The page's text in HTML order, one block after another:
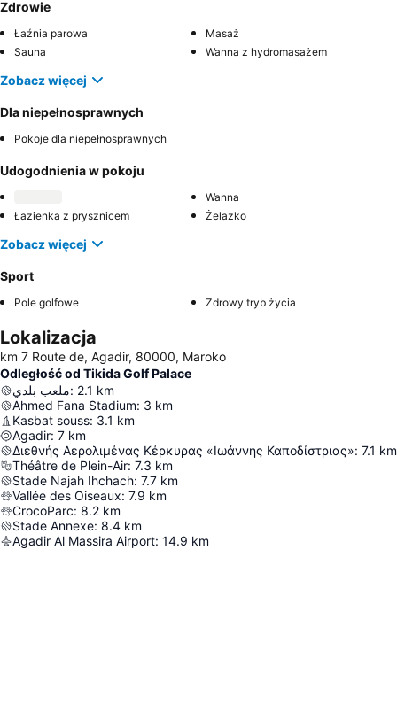
Zdrowie
Łaźnia parowa
Masaż
Sauna
Wanna z hydromasażem
Zobacz więcej
Dla niepełnosprawnych
Pokoje dla niepełnosprawnych
Udogodnienia w pokoju
Wanna
Łazienka z prysznicem
Żelazko
Zobacz więcej
Sport
Pole golfowe Zdrowy tryb życia
Lokalizacja
km 7 Route de, Agadir, 80000, Maroko
Odległość od Tikida Golf Palace
ملعب بلدي: 2.1 km
Ahmed Fana Stadium: 3 km
Kasbat souss: 3.1 km
Agadir: 7 km
Διεθνής Αερολιμένας Κέρκυρας «Ιωάννης Καποδίστριας»: 7.1 km
Théâtre de Plein-Air: 7.3 km
Stade Najah Ihchach: 7.7 km
Vallée des Oiseaux: 7.9 km
CrocoParc: 8.2 km
Stade Annexe: 8.4 km
Agadir Al Massira Airport: 14.9 km